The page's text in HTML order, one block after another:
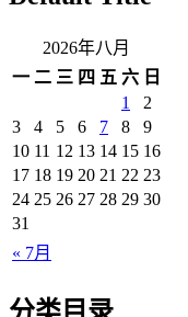
2026年八月
一 二 三 四 五 六 日
« 7月
1
2
3
4 5 6 7 8
9
10 11 12 13 14 15 16
17 18 19 20 21 22 23
24 25 26 27 28 29 30
31
分类目录